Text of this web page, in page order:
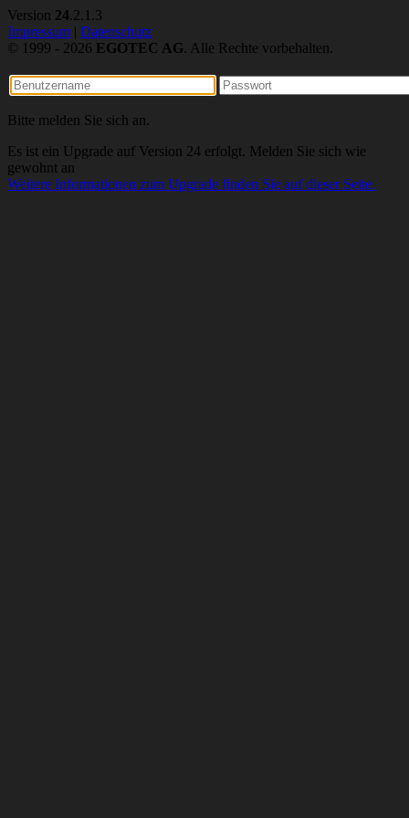
Version 24.2.1.3
Impressum | Datenschutz
© 1999 - 2026 EGOTEC AG. Alle Rechte vorbehalten.
Bitte melden Sie sich an.
Es ist ein Upgrade auf Version 24 erfolgt. Melden Sie sich wie
gewohnt an
Weitere Informationen zum Upgrade finden Sie auf dieser Seite.